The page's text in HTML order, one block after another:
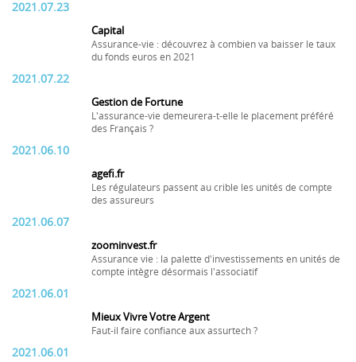
2021.07.23
Capital
Assurance-vie : découvrez à combien va baisser le taux
du fonds euros en 2021
2021.07.22
Gestion de Fortune
L'assurance-vie demeurera-t-elle le placement préféré
des Français ?
2021.06.10
agefi.fr
Les régulateurs passent au crible les unités de compte
des assureurs
2021.06.07
zoominvest.fr
Assurance vie : la palette d'investissements en unités de
compte intègre désormais l'associatif
2021.06.01
Mieux Vivre Votre Argent
Faut-il faire confiance aux assurtech ?
2021.06.01